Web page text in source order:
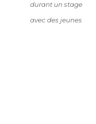
durant un stage
avec des jeunes